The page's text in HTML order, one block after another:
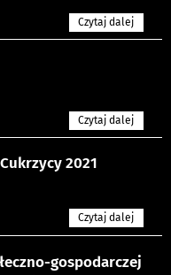
Czytaj dalej
Czytaj dalej
2021
Czytaj dalej
gospodarczej